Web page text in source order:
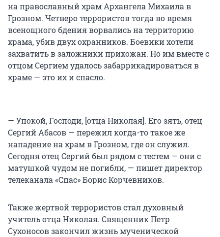
на православный храм Архангела Михаила в
Грозном. Четверо террористов тогда во время
всенощного бдения ворвались на территорию
храма, убив двух охранников. Боевики хотели
захватить в заложники прихожан. Но им вместе с
отцом Сергием удалось забаррикадироваться в
храме — это их и спасло.
— Упокой, Господи, [отца Николая]. Его зять, отец
Сергий Абасов — пережил когда-то такое же
нападение на храм в Грозном, где он служил.
Сегодня отец Сергий был рядом с тестем — они с
матушкой чудом не погибли, — пишет директор
телеканала «Спас» Борис Корчевников.
Также жертвой террористов стал духовный
учитель отца Николая. Священник Петр
Сухоносов закончил жизнь мученической